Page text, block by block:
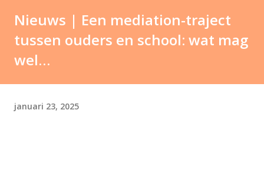
Nieuws | Een mediation-traject
tussen ouders en school: wat mag
wel…
januari 23, 2025